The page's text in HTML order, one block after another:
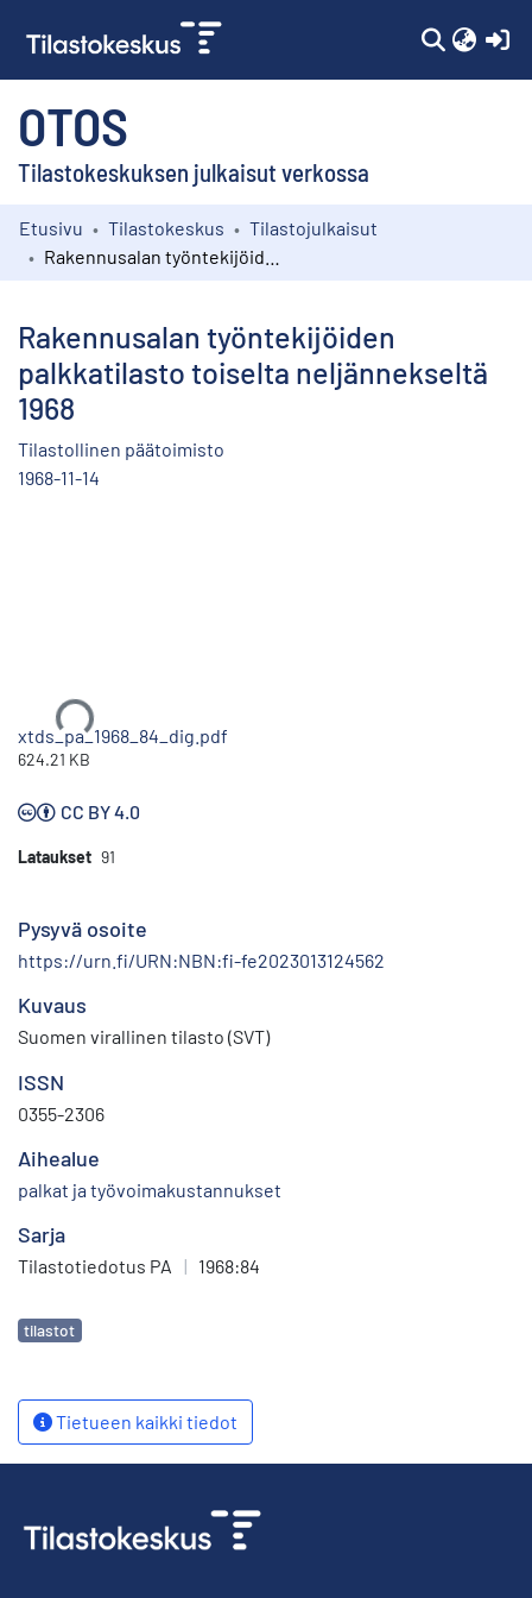
OTOS
Tilastokeskuksen julkaisut verkossa
Kokoelmat
Etusivu Tilastokeskus
Tilastojulkaisut
Rakennusalan työntekijöiden
palkkatilasto toiselta neljännekseltä
1968
Tilastollinen päätoimisto
1968-11-14
Ladataan...
xtds_pa_1968_84_dig.pdf
624.21 KB
CC BY 4.0
Lataukset 91
Pysyvä osoite
https://urn.fi/URN:NBN:fi-fe2023013124562
Kuvaus
Suomen virallinen tilasto (SVT)
ISSN
0355-2306
Aihealue
palkat ja työvoimakustannukset
Sarja
Tilastotiedotus PA | 1968:84
Avainsanat
tilastot
Tietueen kaikki tiedot